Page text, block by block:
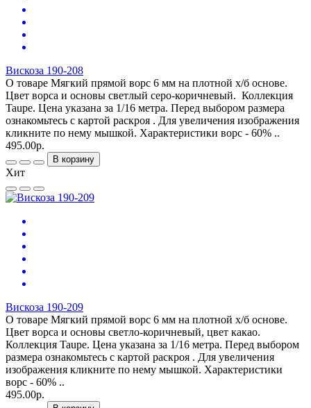
Вискоза 190-208
О товаре Мягкий прямой ворс 6 мм на плотной х/б основе.
Цвет ворса и основы светлый серо-коричневый. Коллекция
Taupe. Цена указана за 1/16 метра. Перед выбором размера
ознакомьтесь с картой раскроя . Для увеличения изображения
кликните по нему мышкой. Характеристики ворс - 60% ..
495.00р.
В корзину
Хит
Вискоза 190-209
О товаре Мягкий прямой ворс 6 мм на плотной х/б основе.
Цвет ворса и основы светло-коричневый, цвет какао.
Коллекция Taupe. Цена указана за 1/16 метра. Перед выбором
размера ознакомьтесь с картой раскроя . Для увеличения
изображения кликните по нему мышкой. Характеристики
ворс - 60% ..
495.00р.